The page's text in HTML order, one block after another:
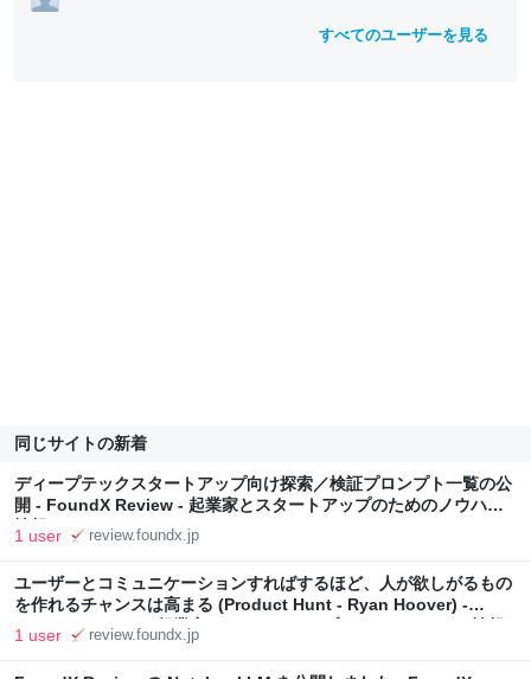
すべてのユーザーを見る
同じサイトの新着
ディープテックスタートアップ向け探索／検証プロンプト一覧の公
開 - FoundX Review - 起業家とスタートアップのためのノウハウ
情報
1 user review.foundx.jp
ユーザーとコミュニケーションすればするほど、人が欲しがるもの
を作れるチャンスは高まる (Product Hunt - Ryan Hoover) -
FoundX Review - 起業家とスタートアップのためのノウハウ情報
1 user review.foundx.jp